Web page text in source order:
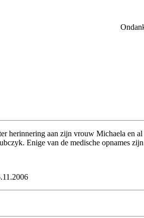
herinnering aan zijn vrouw Michaela en
Enige van de medische opnames